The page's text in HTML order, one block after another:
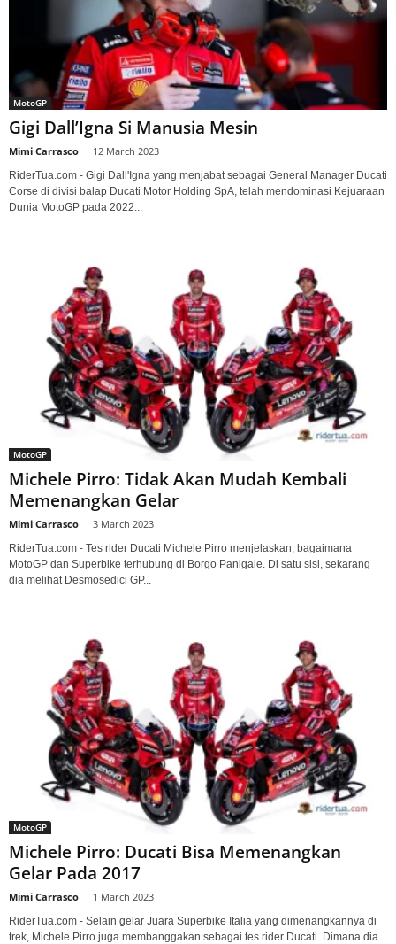
MotoGP
Gigi Dall’Igna Si Manusia Mesin
Mimi Carrasco 12 March 2023
RiderTua.com - Gigi Dall'Igna yang menjabat sebagai General Manager Ducati
Corse di divisi balap Ducati Motor Holding SpA, telah mendominasi Kejuaraan
Dunia MotoGP pada 2022...
MotoGP
Michele Pirro: Tidak Akan Mudah Kembali
Memenangkan Gelar
Mimi Carrasco 3 March 2023
RiderTua.com - Tes rider Ducati Michele Pirro menjelaskan, bagaimana
MotoGP dan Superbike terhubung di Borgo Panigale. Di satu sisi, sekarang
dia melihat Desmosedici GP...
MotoGP
Michele Pirro: Ducati Bisa Memenangkan
Gelar Pada 2017
Mimi Carrasco 1 March 2023
RiderTua.com - Selain gelar Juara Superbike Italia yang dimenangkannya di
trek, Michele Pirro juga membanggakan sebagai tes rider Ducati. Dimana dia